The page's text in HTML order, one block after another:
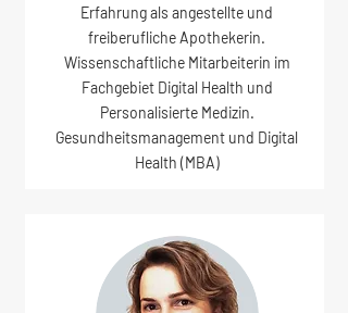
Erfahrung als angestellte und
freiberufliche Apothekerin.
Wissenschaftliche Mitarbeiterin im
Fachgebiet Digital Health und
Personalisierte Medizin.
Gesundheitsmanagement und Digital
Health (MBA)